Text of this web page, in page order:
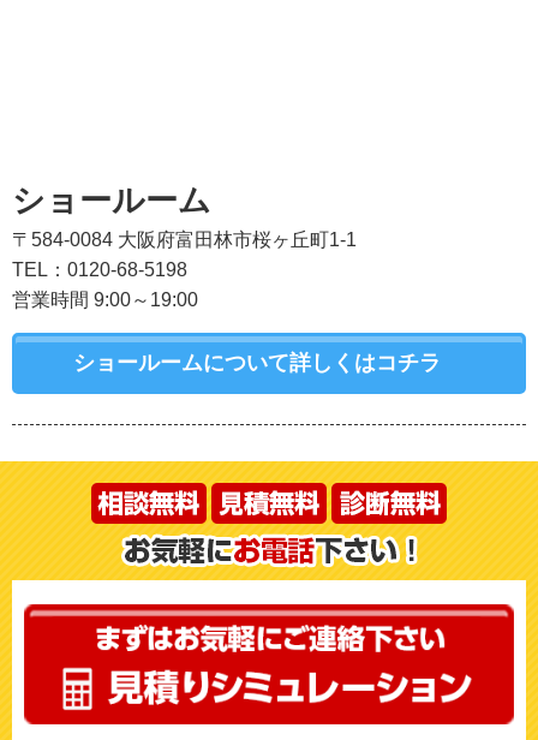
ショールーム
〒584-0084 大阪府富田林市桜ヶ丘町1-1
TEL：0120-68-5198
営業時間 9:00～19:00
ショールームについて詳しくはコチラ